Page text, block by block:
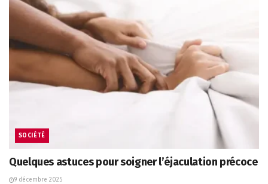
SOCIÉTÉ
Quelques astuces pour soigner l’éjaculation précoce
9 décembre 2025